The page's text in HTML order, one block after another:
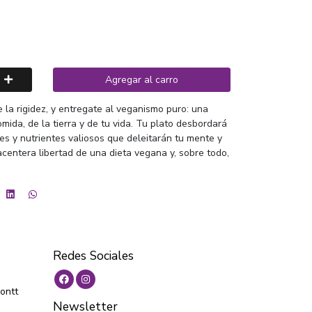
Agregar al carro
rigidez, y entregate al veganismo puro: una
de la tierra y de tu vida. Tu plato desbordará
y nutrientes valiosos que deleitarán tu mente y
libertad de una dieta vegana y, sobre todo,
Redes Sociales
Newsletter